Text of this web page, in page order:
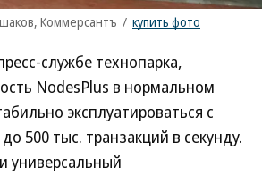
Коммерсантъ / купить фото
службе технопарка,
NodesPlus в нормальном
эксплуатироваться с
500 тыс. транзакций в секунду.
универсальный